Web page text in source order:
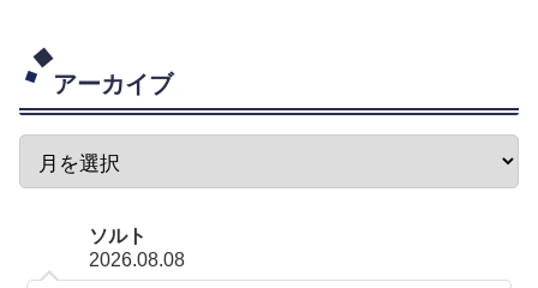
アーカイブ
ソルト
2026.08.08